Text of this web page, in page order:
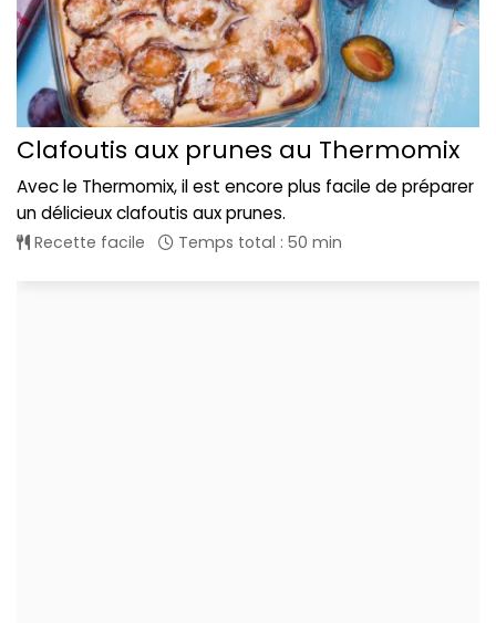
Clafoutis aux prunes au Thermomix
Avec le Thermomix, il est encore plus facile de préparer
un délicieux clafoutis aux prunes.
Recette facile Temps total : 50 min